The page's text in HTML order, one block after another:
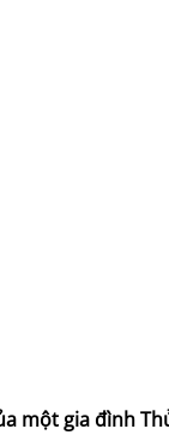
một gia đình